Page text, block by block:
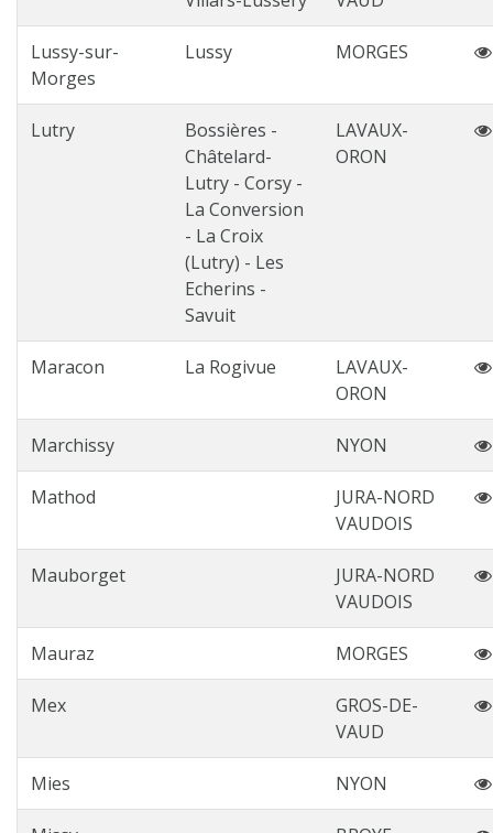
Lussy-sur-
Morges
Lussy MORGES
Lutry
Bossières -
Châtelard-
Lutry - Corsy -
La Conversion
- La Croix
(Lutry) - Les
Echerins -
Savuit
LAVAUX-
ORON
Maracon La Rogivue
LAVAUX-
ORON
Marchissy NYON
Mathod
JURA-NORD
VAUDOIS
Mauborget
JURA-NORD
VAUDOIS
Mauraz MORGES
Mex
GROS-DE-
VAUD
Mies NYON